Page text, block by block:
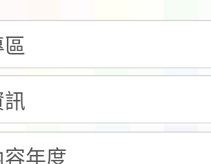
」海洋艇及
申請變更地點
公費接種對象擴
年度迎新活動暨
流程表
園市童軍會辦理
隊長訓練營活動